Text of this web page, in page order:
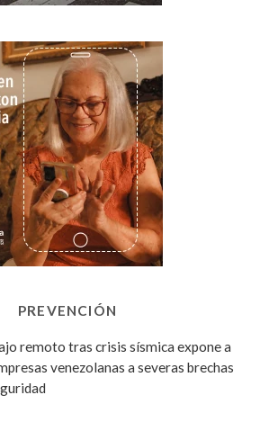
PREVENCIÓN
remoto tras crisis sísmica expone a
venezolanas a severas brechas